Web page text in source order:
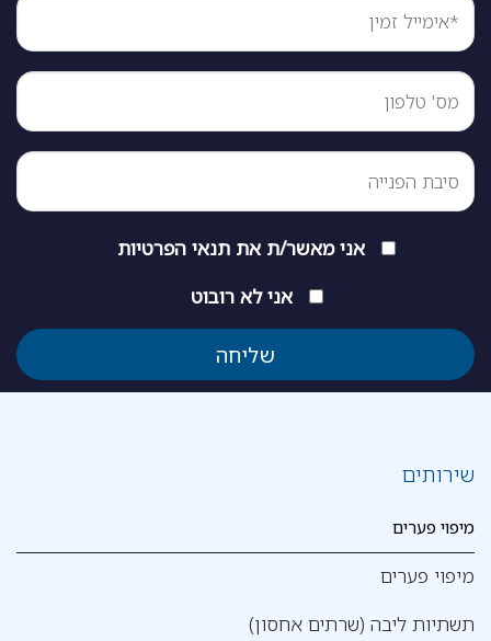
אני מאשר/ת את תנאי הפרטיות
אני לא רובוט
שירותים
מיפוי פערים
מיפוי פערים
תשתיות ליבה (שרתים אחסון)